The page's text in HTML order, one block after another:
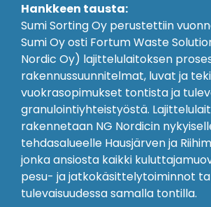
Hankkeen tausta:
Sumi Sorting Oy perustettiin
Sumi Oy osti Fortum Waste
Nordic Oy) lajittelulaitoksen
rakennussuunnitelmat, luvat ja teki
vuokrasopimukset tontista ja
granulointiyhteistyöstä.
rakennetaan NG Nordicin
tehdasalueelle Hausjärven ja
jonka ansiosta kaikki
pesu- ja jatkokäsittelytoiminnot
tulevaisuudessa samalla tontilla.